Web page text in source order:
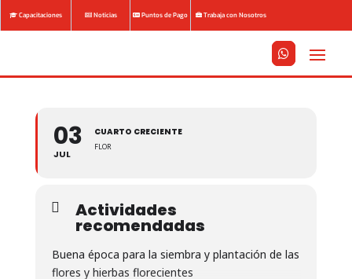
Capacitaciones Noticias Puntos de Pago Trabaja con Nosotros



03
JUL
CUARTO CRECIENTE
FLOR
Actividades
recomendadas
Buena época para la siembra y plantación de las
flores y hierbas florecientes